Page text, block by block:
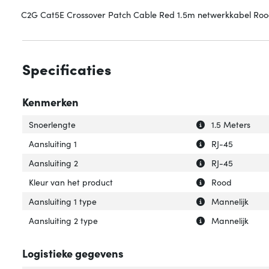
C2G Cat5E Crossover Patch Cable Red 1.5m netwerkkabel
Specificaties
Kenmerken
Uitleg over
Verberg uitleg
Snoerlengte
1.5 Meters
Uitleg over
Verberg uitleg
Aansluiting 1
RJ-45
Uitleg over
Verberg uitleg
Aansluiting 2
RJ-45
Uitleg over
Verberg uitleg
Kleur van het product
Rood
Uitleg over
Verberg uitleg
Aansluiting 1 type
Mannelijk
Uitleg over
Verberg uitleg
Aansluiting 2 type Mannelijk
Logistieke gegevens